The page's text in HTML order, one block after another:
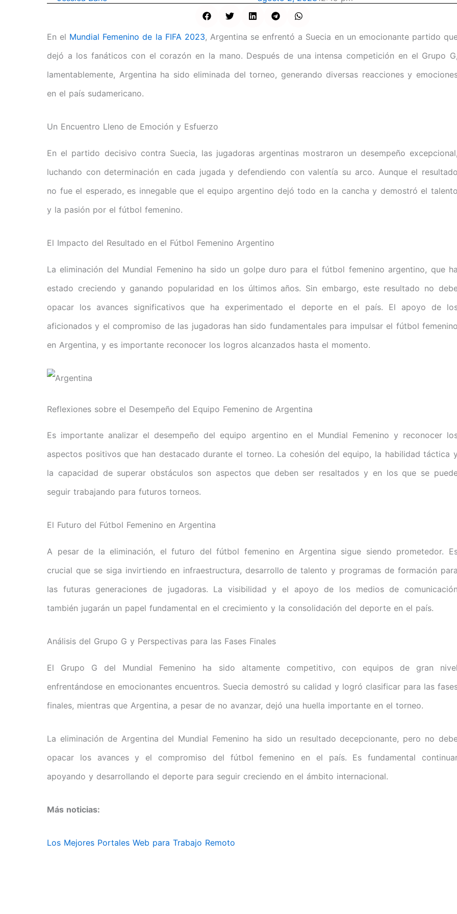
En el Mundial Femenino de la FIFA 2023, Argentina se enfrentó a Suecia en un emocionante partido
dejó a los fanáticos con el corazón en la mano. Después de una intensa competición en el Grupo G,
lamentablemente, Argentina ha sido eliminada del torneo, generando diversas reacciones y
en el país sudamericano.
Un Encuentro Lleno de Emoción y Esfuerzo
En el partido decisivo contra Suecia, las jugadoras argentinas mostraron un desempeño excepcional,
luchando con determinación en cada jugada y defendiendo con valentía su arco. Aunque el resultado
no fue el esperado, es innegable que el equipo argentino dejó todo en la cancha y demostró el talento
y la pasión por el fútbol femenino.
El Impacto del Resultado en el Fútbol Femenino Argentino
La eliminación del Mundial Femenino ha sido un golpe duro para el fútbol femenino argentino, que ha
estado creciendo y ganando popularidad en los últimos años. Sin embargo, este resultado no
opacar los avances significativos que ha experimentado el deporte en el país. El apoyo de
aficionados y el compromiso de las jugadoras han sido fundamentales para impulsar el fútbol femenino
en Argentina, y es importante reconocer los logros alcanzados hasta el momento.
Reflexiones sobre el Desempeño del Equipo Femenino de Argentina
Es importante analizar el desempeño del equipo argentino en el Mundial Femenino y reconocer
aspectos positivos que han destacado durante el torneo. La cohesión del equipo, la habilidad táctica y
la capacidad de superar obstáculos son aspectos que deben ser resaltados y en los que se
seguir trabajando para futuros torneos.
El Futuro del Fútbol Femenino en Argentina
A pesar de la eliminación, el futuro del fútbol femenino en Argentina sigue siendo prometedor.
crucial que se siga invirtiendo en infraestructura, desarrollo de talento y programas de formación para
las futuras generaciones de jugadoras. La visibilidad y el apoyo de los medios de comunicación
también jugarán un papel fundamental en el crecimiento y la consolidación del deporte en el país.
Análisis del Grupo G y Perspectivas para las Fases Finales
El Grupo G del Mundial Femenino ha sido altamente competitivo, con equipos de gran nivel
enfrentándose en emocionantes encuentros. Suecia demostró su calidad y logró clasificar para las
finales, mientras que Argentina, a pesar de no avanzar, dejó una huella importante en el torneo.
La eliminación de Argentina del Mundial Femenino ha sido un resultado decepcionante, pero no
opacar los avances y el compromiso del fútbol femenino en el país. Es fundamental
apoyando y desarrollando el deporte para seguir creciendo en el ámbito internacional.
Más noticias:
Los Mejores Portales Web para Trabajo Remoto